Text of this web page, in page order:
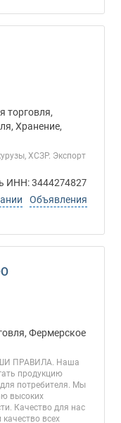
торговля,
Хранение,
ХСЗР. Экспорт
ИНН: 3444274827
Объявления
Фермерское
ПРАВИЛА. Наша
продукцию
потребителя. Мы
высоких
Качество для нас
всех